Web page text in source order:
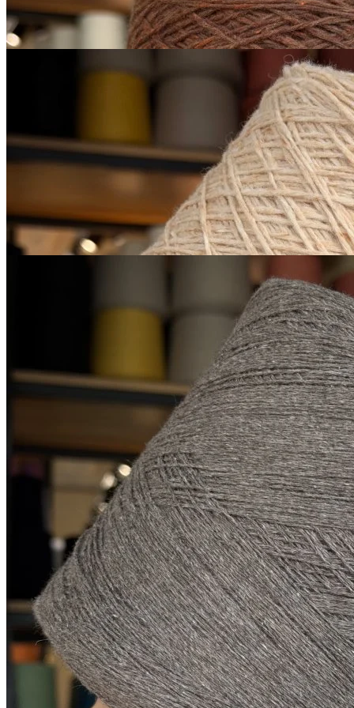
Купить
В наличии 665 гр
меринос экстрафайн 100%
450 м/100 г
персиковый
650₽
Купить
як 50%, кашемир 15%, шёлк 20%,
серо-коричневый
1 900₽
Купить
Filato Italiano
Мы используем файлы cookie,
чтобы улучшить работу сайта и предоставить вам
больше возможностей. Также, к сайту подключен сервис
веб аналитики Яндекс Метрика, использующий cookie.
Продолжая использовать сайт, вы соглашаетесь с
условиями использования cookie.